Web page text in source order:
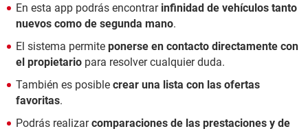
En esta app podrás encontrarinfinidad de vehículos tanto
nuevos como de segunda mano.
El sistema permite ponerse en contacto directamente con
el propietario para resolver cualquier duda.
También es posible crear una lista con las ofertas
favoritas.
Podrás realizarcomparaciones de las prestaciones y de